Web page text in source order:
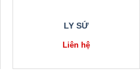
LY SỨ
Liên hệ